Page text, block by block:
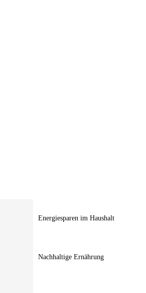
Energiesparen im Haushalt
Nachhaltige Ernährung